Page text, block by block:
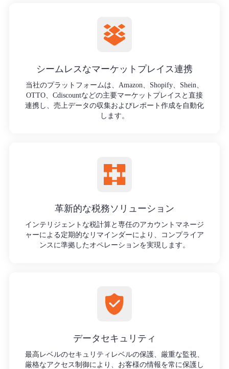
シームレスなマーケットプレイス連携
当社のプラットフォームは、Amazon、Shopify、Shein、
OTTO、Cdiscountなどの主要マーケットプレイスと直接
連携し、売上データの収集およびレポート作成を自動化
します。
革新的な税務ソリューション
インテリジェントな税計算と専任のアカウントマネージ
ャーによる定期的なリマインダーにより、コンプライア
ンスに準拠したオペレーションを実現します。
データセキュリティ
最高レベルのセキュリティレベルの保護、厳重な監視、
厳格なアクセス制御により、お客様の情報を常に保護し